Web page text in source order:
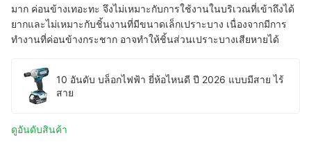
มาก ค่อนข้างเทอะทะ จึงไม่เหมาะกับการใช้งานในบริเวณที่เข้าถึงได้
ยากและไม่เหมาะกับชิ้นงานที่มีขนาดเล็กเปราะบาง เนื่องจากมีการ
ทำงานที่ค่อนข้างกระชาก อาจทำให้ชิ้นส่วนเปราะบางเสียหายได้
10 อันดับ บล็อกไฟฟ้า ยี่ห้อไหนดี ปี 2026 แบบมีสาย ไร้
สาย
ดูอันดับสินค้า